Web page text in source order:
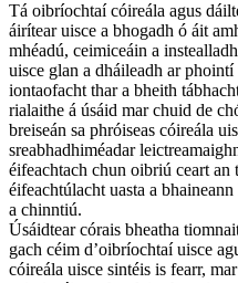
Tá oibríochtaí cóireála agus
áirítear uisce a bhogadh ó áit
mhéadú, ceimiceáin a
uisce glan a dháileadh ar
iontaofacht thar a bheith
rialaithe á úsáid mar chuid de
breiseán sa phróiseas cóireála
sreabhadhiméadar
éifeachtach chun oibriú ceart
éifeachtúlacht uasta a
a chinntiú.
Úsáidtear córais bheatha
gach céim d’oibríochtaí uisce
cóireála uisce sintéis is fearr,